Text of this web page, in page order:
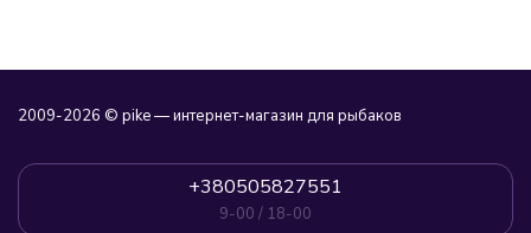
2009-2026 © pike — интернет-магазин для рыбаков
+380505827551
9-00 / 18-00